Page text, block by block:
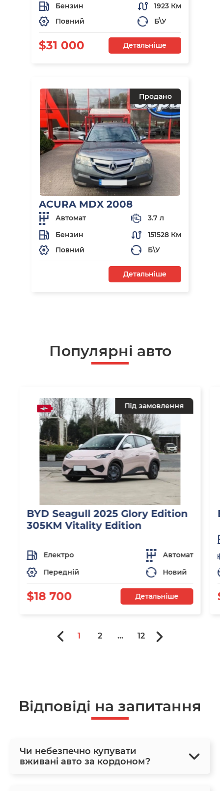
Бензин
1923 Км
Повний
Б\У
$31 000 Детальніше
Продано
ACURA MDX 2008
Автомат
3.7 л
Бензин
151528 Км
Повний
Б\У
Детальніше
Популярні авто
Під замовлення
BYD Seagull 2025 Glory Edition
305KM Vitality Edition
Електро
Автомат
Передній
Новий
$18 700 Детальніше
1 2 ... 12
Відповіді на запитання
Чи небезпечно купувати
вживані авто за кордоном?